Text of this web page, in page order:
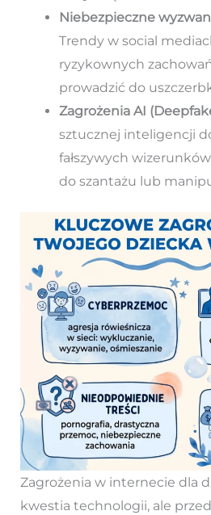
Niebezpieczne
Trendy w social
ryzykownych
prowadzić do
Zagrożenia AI
sztucznej inteligencji
fałszywych wizerunków
do szantażu lub
Zagrożenia w internecie dla
kwestia technologii, ale